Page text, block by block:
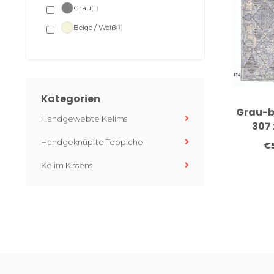
Grau(1)
Beige / Weiß(1)
Kategorien
Handgewebte Kelims
Handgeknüpfte Teppiche
Kelim Kissens
Grau-
307